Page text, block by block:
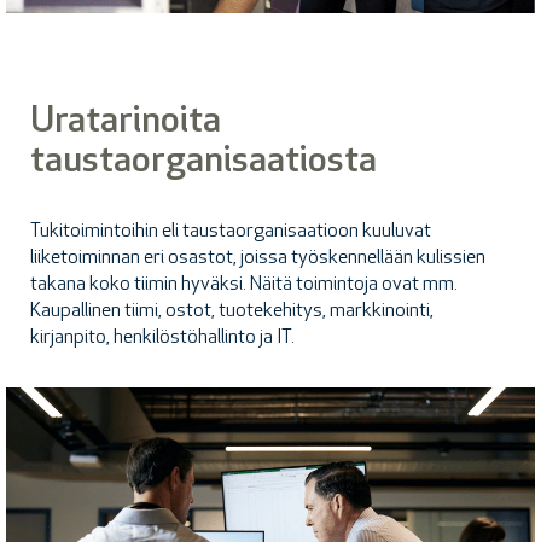
Uratarinoita
taustaorganisaatiosta
Tukitoimintoihin eli taustaorganisaatioon kuuluvat
liiketoiminnan eri osastot, joissa työskennellään kulissien
takana koko tiimin hyväksi. Näitä toimintoja ovat mm.
Kaupallinen tiimi, ostot, tuotekehitys, markkinointi,
kirjanpito, henkilöstöhallinto ja IT.